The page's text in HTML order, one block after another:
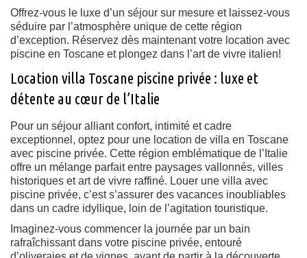
Offrez-vous le luxe d’un séjour sur mesure et laissez-vous
séduire par l’atmosphère unique de cette région
d’exception. Réservez dès maintenant votre location avec
piscine en Toscane et plongez dans l’art de vivre italien!
Location villa Toscane piscine privée : luxe et
détente au cœur de l’Italie
Pour un séjour alliant confort, intimité et cadre
exceptionnel, optez pour une location de villa en Toscane
avec piscine privée. Cette région emblématique de l’Italie
offre un mélange parfait entre paysages vallonnés, villes
historiques et art de vivre raffiné. Louer une villa avec
piscine privée, c’est s’assurer des vacances inoubliables
dans un cadre idyllique, loin de l’agitation touristique.
Imaginez-vous commencer la journée par un bain
rafraîchissant dans votre piscine privée, entouré